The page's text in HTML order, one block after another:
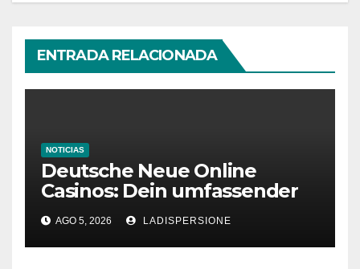
ENTRADA RELACIONADA
NOTICIAS
Deutsche Neue Online
Casinos: Dein umfassender
Ratgeber für moderne
Glücksspielplattformen
AGO 5, 2026 LADISPERSIONE